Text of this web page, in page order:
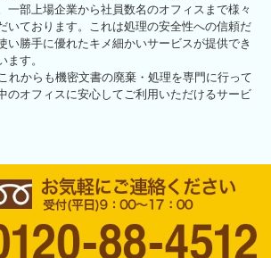
一部上場企業から社員数名のオフィスまで様々
いております。これは処理の安全性への信頼だ
い勝手に優れたキメ細かいサービスが提供でき
ます。
れからも機密文書の廃棄・処理を専門に行って
のオフィスに安心してご利用いただけるサービ